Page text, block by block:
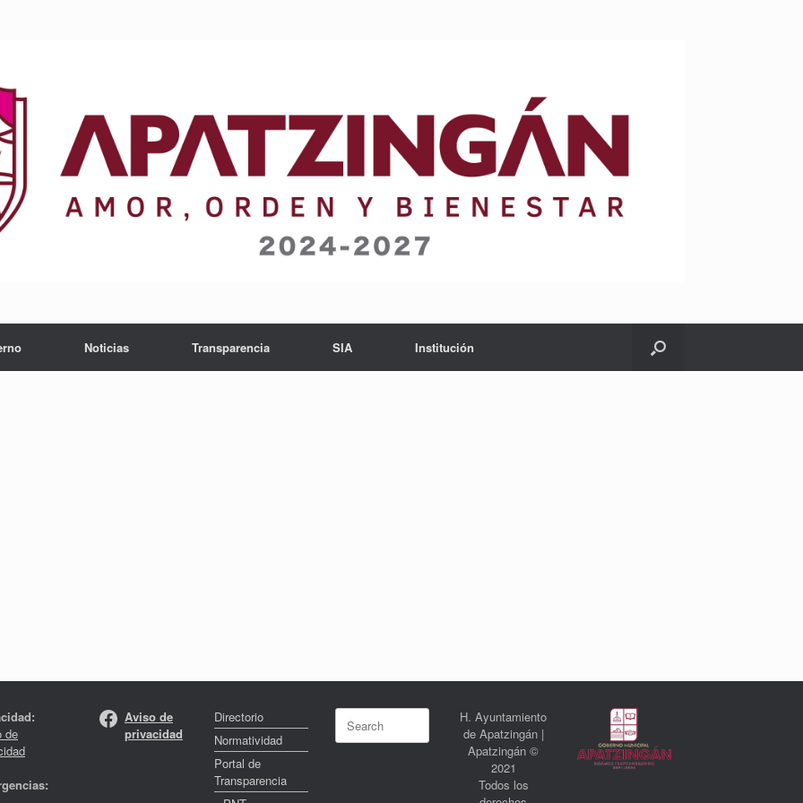
Noticias Transparencia SIA Institución
de
Facebook
Aviso de
privacidad
Directorio
Normatividad
Portal de
Transparencia
Search
for:
H. Ayuntamiento
de Apatzingán |
Apatzingán ©
2021
Todos los